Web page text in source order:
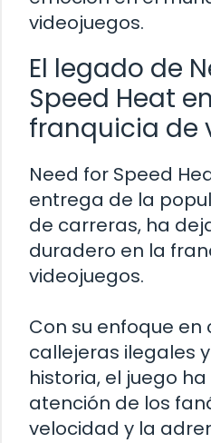
videojuegos.
El legado de
Speed Heat
franquicia de
Need for Speed
entrega de la
de carreras, ha
duradero en la
videojuegos.
Con su enfoque en
callejeras ilegales
historia, el juego
atención de los
velocidad y la